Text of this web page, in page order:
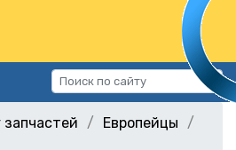
Каталог запчастей
запчастей
Европейцы